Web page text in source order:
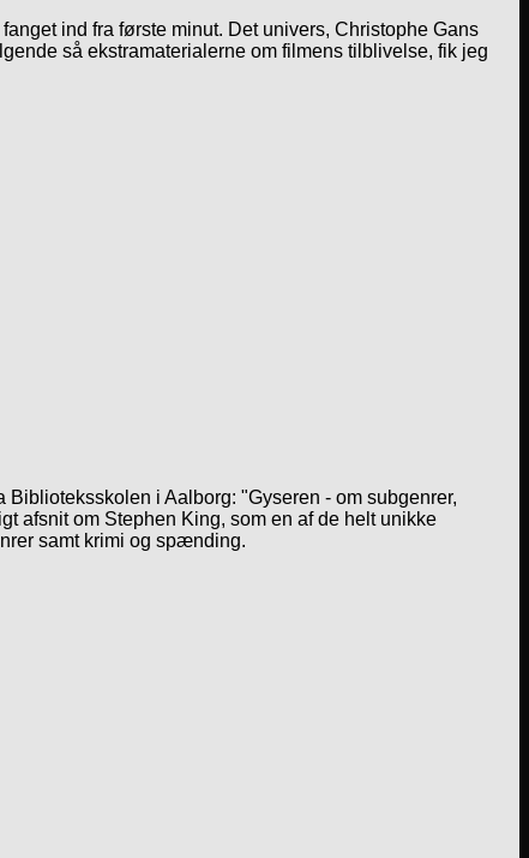
ind fra første minut. Det univers, Christophe Gans
så ekstramaterialerne om filmens tilblivelse, fik jeg
i Aalborg: "Gyseren - om subgenrer,
afsnit om Stephen King, som en af de helt unikke
samt krimi og spænding.